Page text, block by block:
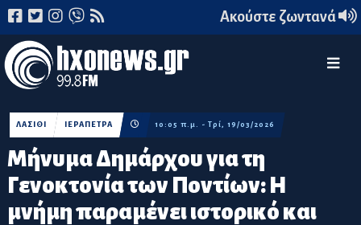
Ακούστε ζωντανά
Μήνυμα Δημάρχου για τη
Γενοκτονία των Ποντίων: Η
μνήμη παραμένει ιστορικό και
ΛΑΣΙΘΙ ΙΕΡΑΠΕΤΡΑ 10:05 π.μ. - Τρί, 19/03/2026